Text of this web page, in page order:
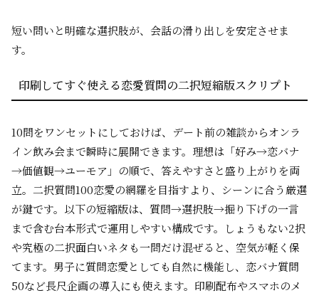
短い問いと明確な選択肢が、会話の滑り出しを安定させま
す。
印刷してすぐ使える恋愛質問の二択短縮版スクリプト
10問をワンセットにしておけば、デート前の雑談からオンラ
イン飲み会まで瞬時に展開できます。理想は「好み→恋バナ
→価値観→ユーモア」の順で、答えやすさと盛り上がりを両
立。二択質問100恋愛の網羅を目指すより、シーンに合う厳選
が鍵です。以下の短縮版は、質問→選択肢→掘り下げの一言
まで含む台本形式で運用しやすい構成です。しょうもない2択
や究極の二択面白いネタも一問だけ混ぜると、空気が軽く保
てます。男子に質問恋愛としても自然に機能し、恋バナ質問
50など長尺企画の導入にも使えます。印刷配布やスマホのメ